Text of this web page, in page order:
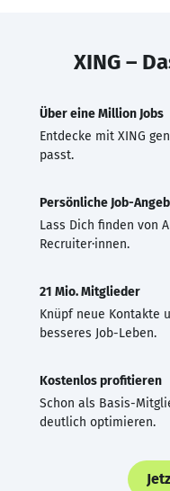
XING –
Über eine Million Jobs
Entdecke mit XING
passt.
Persönliche Job-
Lass Dich finden von
Recruiter·innen.
21 Mio. Mitglieder
Knüpf neue Kontakte
besseres Job-Leben.
Kostenlos profitieren
Schon als Basis-
deutlich optimieren.